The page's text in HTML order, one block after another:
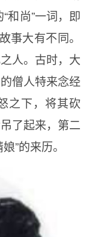
和尚”一词，即
事大有不同。
人。古时，大
僧人特来念经
之下，将其砍
了起来，第二
”的来历。